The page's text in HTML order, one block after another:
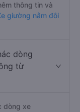
thông tin và
giường nằm đôi
dòng
từ
dòng xe